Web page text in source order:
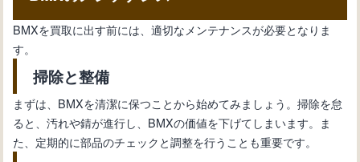
BMXを買取に出す前には、適切なメンテナンスが必要となりま
す。
掃除と整備
まずは、BMXを清潔に保つことから始めてみましょう。掃除を怠
ると、汚れや錆が進行し、BMXの価値を下げてしまいます。ま
た、定期的に部品のチェックと調整を行うことも重要です。